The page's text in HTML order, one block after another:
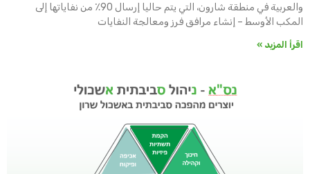
والعربية في منطقة شارون، التي يتم حاليا إرسال 90٪ من نفاياتها إلى
المكب الأوسط – إنشاء مرافق فرز ومعالجة النفايات
اقرأ المزيد »